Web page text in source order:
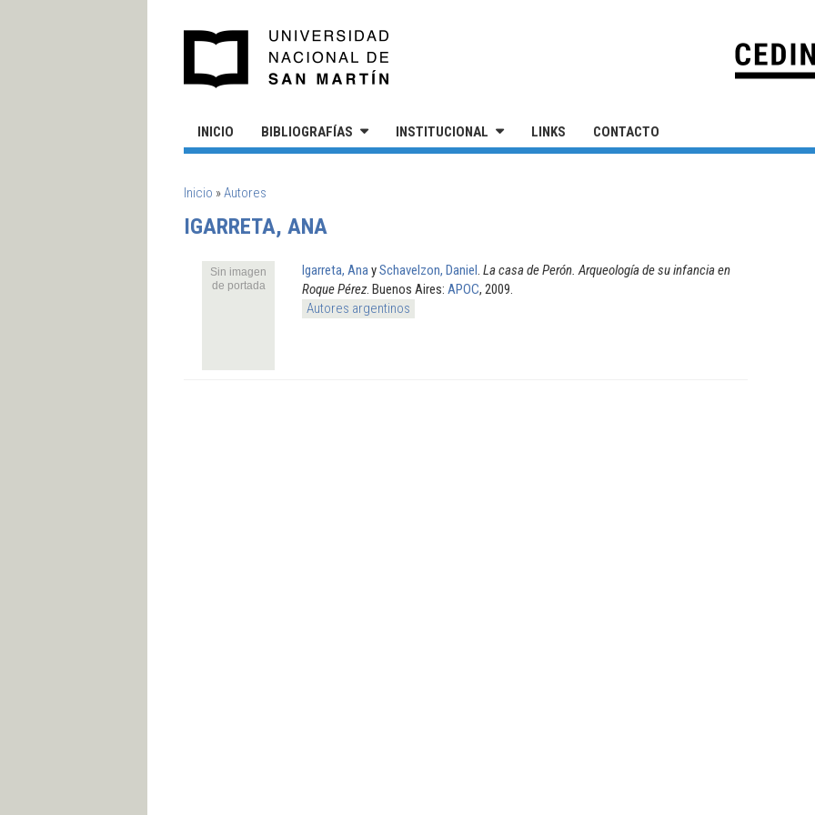
INICIO BIBLIOGRAFÍAS INSTITUCIONAL LINKS CONTACTO
SE ENCUENTRA USTED AQUÍ
Inicio »Autores
IGARRETA, ANA
Sin imagen
de portada
Igarreta, Ana ySchavelzon, Daniel La casa de Perón. Arqueología de su infancia en
Roque Pérez. Buenos Aires: APOC, 2009.
Autores argentinos